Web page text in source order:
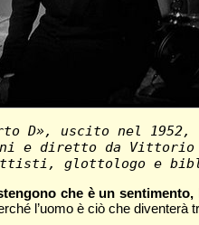
D», uscito nel 1952,
e diretto da Vittorio
glottologo e
che è un
l’uomo è ciò che diventerà